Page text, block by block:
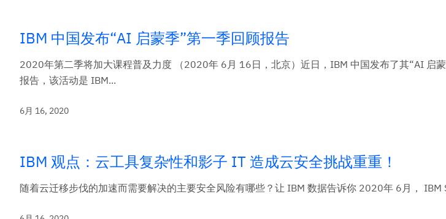
IBM 中国发布“AI 启蒙季”第一季回顾报告
2020年第二季将加大课程普及力度 （2020年 6月 16日，北京）近日，IBM 中国发布了其“AI 启
报告，该活动是 IBM...
6月 16, 2020
IBM 观点：云工具复杂性和影子 IT 造成云安全挑战重重！
随着云迁移步伐的加速而需要解决的主要安全风险有哪些？让 IBM 数据告诉你 2020年 6月， IBM